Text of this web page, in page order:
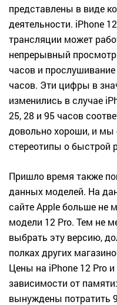
представлены в виде
деятельности. iPhone
трансляции может
непрерывный
часов и
часов. Эти цифры в
изменились в случае
25, 28 и 95 часов
довольно хороши, и мы
стереотипы о быстрой
Пришло время также
данных моделей. На
сайте Apple больше не
модели 12 Pro. Тем не
выбрать эту версию,
полках других
Цены на iPhone 12 Pro
зависимости от
вынуждены потратить